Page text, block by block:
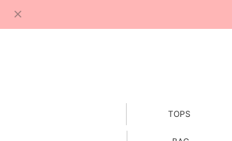
TOPS